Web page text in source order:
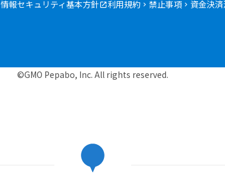
情報セキュリティ基本方針 利用規約 禁止事項
資金決
©GMO Pepabo, Inc. All rights reserved.